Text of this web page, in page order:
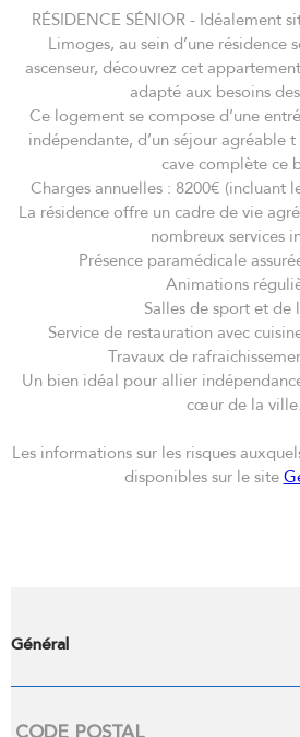
RÉSIDENCE SÉNIOR - Idéalement
Limoges, au sein d’une résidence
ascenseur, découvrez cet
adapté aux besoins
Ce logement se compose d’une
indépendante, d’un séjour agréable t
cave complète ce
Charges annuelles : 8200€ (incluant
La résidence offre un cadre de vie
nombreux services
Présence paramédicale
Animations
Salles de sport et de
Service de restauration avec
Travaux de
Un bien idéal pour allier
cœur de la ville.
Les informations sur les risques
disponibles sur le site
Général
Caractérisque Valeurs